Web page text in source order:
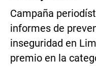
Campaña
informes de
inseguridad en
premio en la